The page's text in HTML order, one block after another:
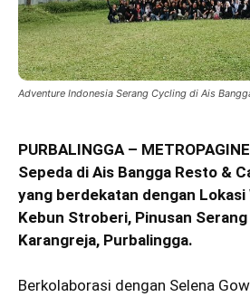
Adventure Indonesia Serang Cycling di Ais
PURBALINGGA –
Sepeda di Ais Bangga Resto &
yang berdekatan dengan Lokasi
Kebun Stroberi, Pinusan
Karangreja, Purbalingga.
Berkolaborasi dengan Selena